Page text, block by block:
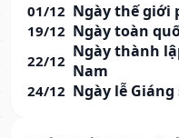
01/12 Ngày thế giới
19/12 Ngày toàn
22/12 Ngày thành
Nam
24/12 Ngày lễ